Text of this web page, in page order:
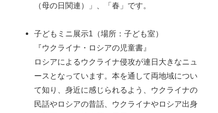
（母の日関連）」、「春」です。
子どもミニ展示1（場所：子ども室）
『ウクライナ・ロシアの児童書』
ロシアによるウクライナ侵攻が連日大きなニュ
ースとなっています。本を通して両地域につい
て知り、身近に感じられるよう、ウクライナの
民話やロシアの昔話、ウクライナやロシア出身